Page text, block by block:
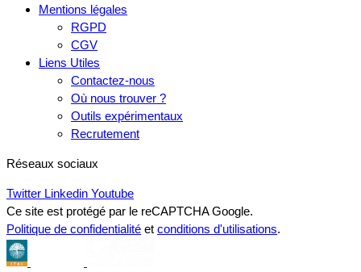
Mentions légales
RGPD
CGV
Liens Utiles
Contactez-nous
Où nous trouver ?
Outils expérimentaux
Recrutement
Réseaux sociaux
Twitter Linkedin Youtube
Ce site est protégé par le reCAPTCHA Google.
Politique de confidentialité et conditions d'utilisations.